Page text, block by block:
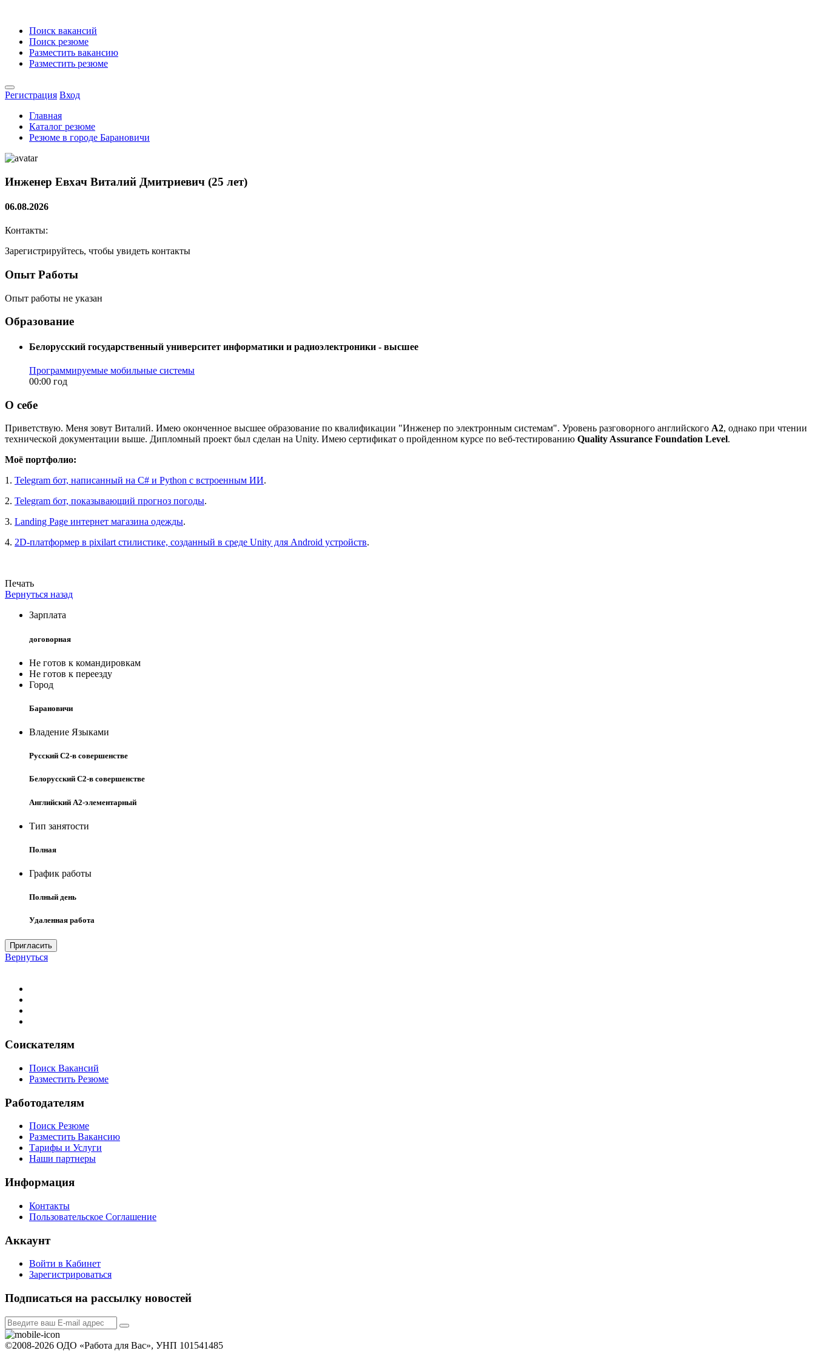
Поиск вакансий
Поиск резюме
Разместить вакансию
Разместить резюме
Регистрация Вход
Главная
Каталог резюме
Резюме в городе Барановичи
Инженер Евхач Виталий Дмитриевич (25 лет)
06.08.2026
Контакты:
Зарегистрируйтесь, чтобы увидеть контакты
Опыт Работы
Опыт работы не указан
Образование
Белорусский государственный университет информатики и радиоэлектроники - высшее
Программируемые мобильные системы
00:00 год
О себе
Приветствую. Меня зовут Виталий. Имею оконченное высшее образование по квалификации "Инженер по электронным системам". Уровень разговорного английского А2, однако при чтении
технической документации выше. Дипломный проект был сделан на Unity. Имею сертификат о пройденном курсе по веб-тестированию Quality Assurance Foundation Level.
Моё портфолио:
1. Telegram бот, написанный на C# и Python с встроенным ИИ.
2. Telegram бот, показывающий прогноз погоды.
3. Landing Page интернет магазина одежды.
4. 2D-платформер в pixilart стилистике, созданный в среде Unity для Android устройств.
Печать
Вернуться назад
Зарплата
договорная
Не готов к командировкам
Не готов к переезду
Город
Барановичи
Владение Языками
Русский C2-в совершенстве
Белорусский C2-в совершенстве
Английский A2-элементарный
Тип занятости
Полная
График работы
Полный день
Удаленная работа
Пригласить
Вернуться
Соискателям
Поиск Вакансий
Разместить Резюме
Работодателям
Поиск Резюме
Разместить Вакансию
Тарифы и Услуги
Наши партнеры
Информация
Контакты
Пользовательское Соглашение
Аккаунт
Войти в Кабинет
Зарегистрироваться
Подписаться на рассылку новостей
©2008-2026 ОДО «Работа для Вас», УНП 101541485